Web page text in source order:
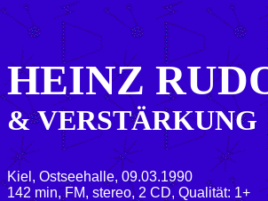
HEINZ
& VERSTÄRKUNG
Kiel, Ostseehalle, 09.03.1990
142 min, FM, stereo, 2 CD, Qualität: 1+